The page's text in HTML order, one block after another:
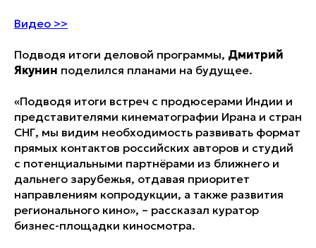
Видео >>
Подводя итоги деловой программы, Дмитрий
Якунин поделился планами на будущее.
«Подводя итоги встреч с продюсерами Индии и
представителями кинематографии Ирана и стран
СНГ, мы видим необходимость развивать формат
прямых контактов российских авторов и студий
с потенциальными партнёрами из ближнего и
дальнего зарубежья, отдавая приоритет
направлениям копродукции, а также развития
регионального кино», – рассказал куратор
бизнес-площадки киносмотра.